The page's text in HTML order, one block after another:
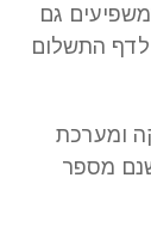
גם
לדף התשלום
ומערכת
מספר